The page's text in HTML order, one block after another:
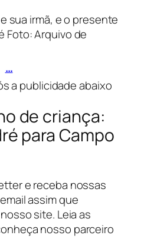
sua irmã, e o presente
Foto: Arquivo de
…
a publicidade abaixo
de criança:
para Campo
e receba nossas
assim que
site. Leia as
nosso parceiro